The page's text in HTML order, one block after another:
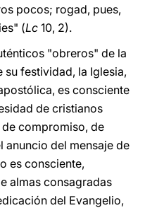
pocos; rogad, pues,
(Lc 10, 2).
"obreros" de la
su festividad, la Iglesia,
es consciente
de cristianos
compromiso, de
anuncio del mensaje de
es consciente,
almas consagradas
del Evangelio,